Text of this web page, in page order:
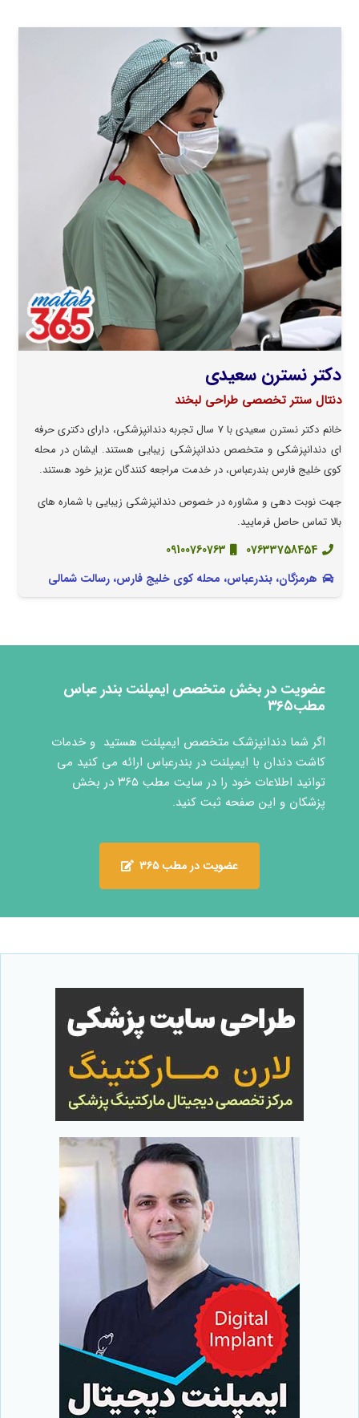
دکتر نسترن سعیدی
دنتال سنتر تخصصی طراحی لبخند
خانم دکتر نسترن سعیدی با ۷ سال تجربه دندانپزشکی، دارای دکتری حرفه
ای دندانپزشکی و متخصص دندانپزشکی زیبایی هستند. ایشان در محله
کوی خلیج فارس بندرعباس، در خدمت مراجعه کنندگان عزیز خود هستند.
جهت نوبت دهی و مشاوره در خصوص دندانپزشکی زیبایی با شماره های
بالا تماس حاصل فرمایید.
07633758454
09100760763
هرمزگان، بندرعباس، محله کوی خلیج فارس، رسالت شمالی
عضویت در بخش متخصص ایمپلنت بندر عباس
مطب۳۶۵
اگر شما دندانپزشک متخصص ایمپلنت هستید و خدمات
کاشت دندان با ایمپلنت در بندرعباس ارائه می کنید می
توانید اطلاعات خود را در سایت مطب ۳۶۵ در بخش
پزشکان و این صفحه ثبت کنید.
عضویت در مطب ۳۶۵